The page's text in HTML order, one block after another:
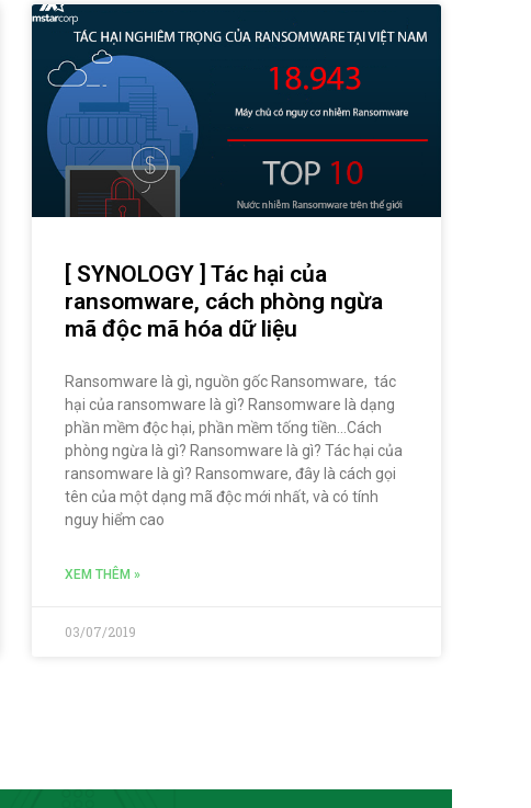
[ SYNOLOGY ] Tác hại của
ransomware, cách phòng ngừa
mã độc mã hóa dữ liệu
Ransomware là gì, nguồn gốc Ransomware, tác
hại của ransomware là gì? Ransomware là dạng
phần mềm độc hại, phần mềm tống tiền…Cách
phòng ngừa là gì? Ransomware là gì? Tác hại của
ransomware là gì? Ransomware, đây là cách gọi
tên của một dạng mã độc mới nhất, và có tính
nguy hiểm cao
XEM THÊM »
03/07/2019